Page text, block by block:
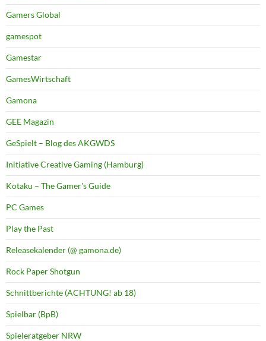
Gamers Global
gamespot
Gamestar
GamesWirtschaft
Gamona
GEE Magazin
GeSpielt – Blog des AKGWDS
Initiative Creative Gaming (Hamburg)
Kotaku – The Gamer's Guide
PC Games
Play the Past
Releasekalender (@ gamona.de)
Rock Paper Shotgun
Schnittberichte (ACHTUNG! ab 18)
Spielbar (BpB)
Spieleratgeber NRW